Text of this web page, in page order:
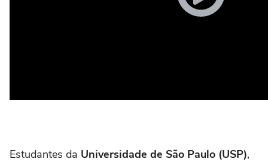
Estudantes da Universidade de São Paulo (USP),